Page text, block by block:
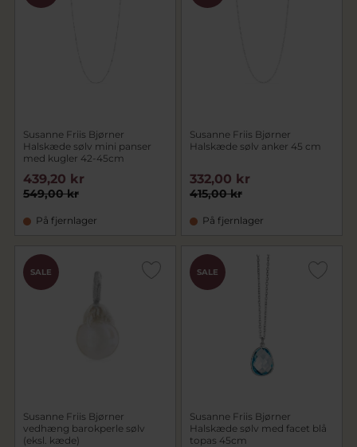
Susanne Friis Bjørner
Halskæde sølv mini panser
med kugler 42-45cm
549,00 kr
439,20 kr
På fjernlager
Susanne Friis Bjørner
Halskæde sølv anker 45 cm
415,00 kr
332,00 kr
På fjernlager
SALE
Susanne Friis Bjørner
vedhæng barokperle sølv
(eksl. kæde)
SALE
Susanne Friis Bjørner
Halskæde sølv med facet blå
topas 45cm